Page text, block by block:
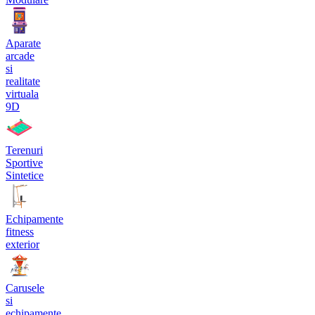
Aparate
arcade
si
realitate
virtuala
9D
Terenuri
Sportive
Sintetice
Echipamente
fitness
exterior
Carusele
si